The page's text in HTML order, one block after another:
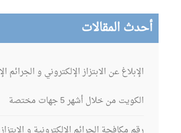
المقالات
عن الابتزاز الإلكتروني و الجرائم الإلكترونية في
من خلال أشهر 5 جهات مختصة